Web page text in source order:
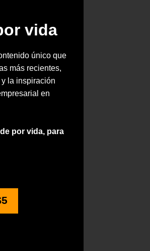
vida
único que
más recientes,
la inspiración
en
por vida, para